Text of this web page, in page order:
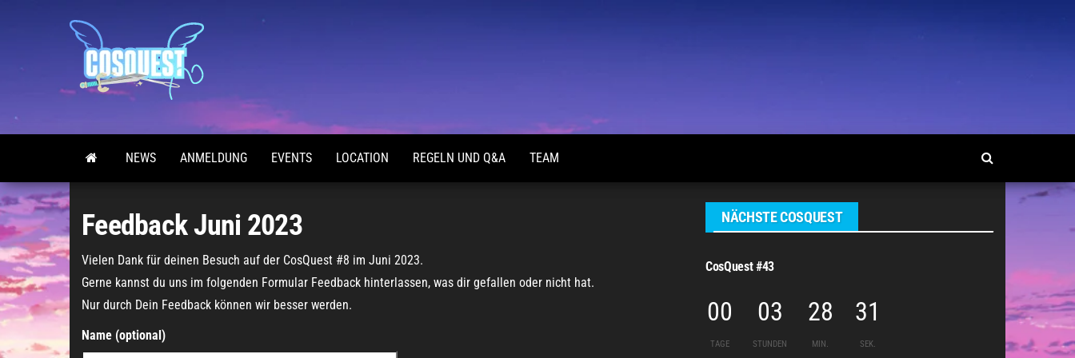
MünchenNEWS ANMELDUNG EVENTS LOCATION REGELN UND Q&A TEAM
Feedback Juni 2023
Vielen Dank für deinen Besuch auf der CosQuest #8 im Juni 2023.
Gerne kannst du uns im folgenden Formular Feedback hinterlassen, was dir gefallen oder nicht hat.
Nur durch Dein Feedback können wir besser werden.
Name (optional)
NÄCHSTE COSQUEST
CosQuest #43
00
TAGE
03
STUNDEN
28
MIN.
31
SEK.